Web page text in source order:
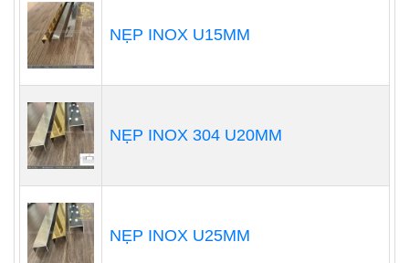
NẸP INOX U15MM
NẸP INOX 304 U20MM
NẸP INOX U25MM